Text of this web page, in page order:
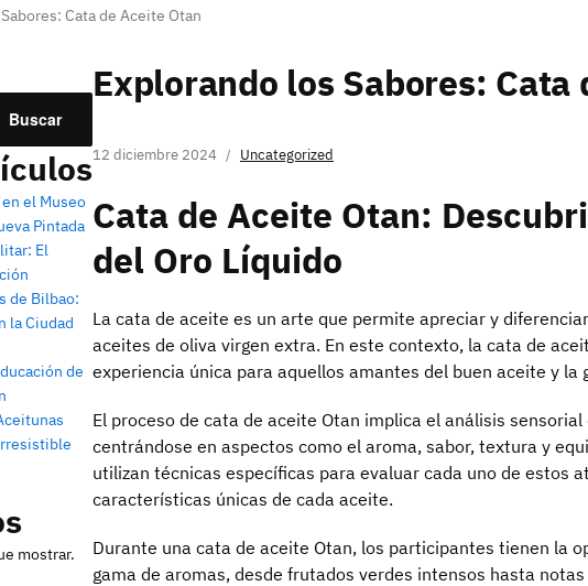
Cata de Aceite Otan
Buscar
el Museo
Pintada
El
de Bilbao:
la Ciudad
de
mostrar.
Explorando los Sabores: Cata
12 diciembre 2024 Uncategorized
Cata de Aceite Otan:
del Oro Líquido
La cata de aceite es un arte que permite apreciar y
aceites de oliva virgen extra. En este contexto, la cata de
experiencia única para aquellos amantes del buen aceite y la
El proceso de cata de aceite Otan implica el análisis
centrándose en aspectos como el aroma, sabor, textura y
utilizan técnicas específicas para evaluar cada uno de estos
características únicas de cada aceite.
Durante una cata de aceite Otan, los participantes tienen la
gama de aromas, desde frutados verdes intensos hasta